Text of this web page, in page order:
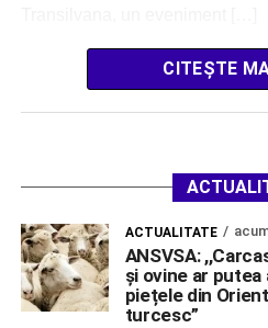
CITEȘTE
ACTUALITATE
ANSVSA:
și ovine ar putea
piețele din
turcesc”